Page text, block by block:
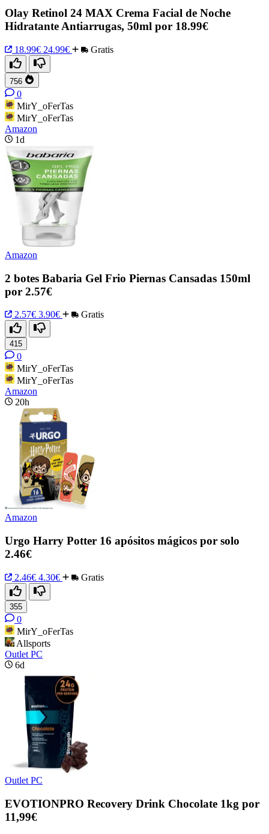
Olay Retinol 24 MAX Crema Facial de Noche
Hidratante Antiarrugas, 50ml por 18.99€
18.99€ 24.99€ Gratis
756
0
MirY_oFerTas
MirY_oFerTas
Amazon
1d
Amazon
2 botes Babaria Gel Frio Piernas Cansadas 150ml
por 2.57€
2.57€ 3.90€ Gratis
415
0
MirY_oFerTas
MirY_oFerTas
Amazon
20h
Amazon
Urgo Harry Potter 16 apósitos mágicos por solo
2.46€
2.46€ 4.30€ Gratis
355
0
MirY_oFerTas
Allsports
Outlet PC
6d
Outlet PC
EVOTIONPRO Recovery Drink Chocolate 1kg por
11,99€